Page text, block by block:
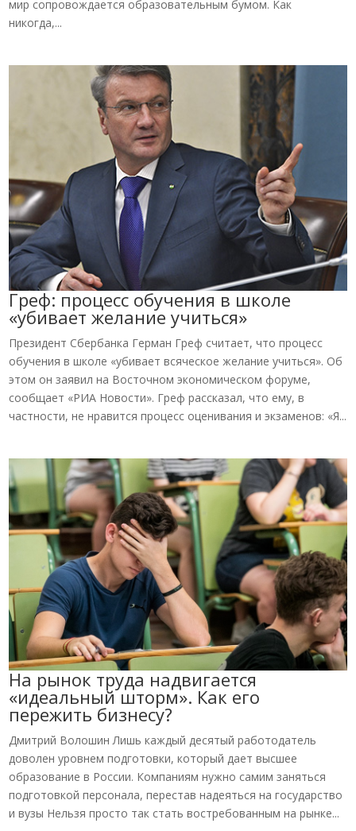
мир сопровождается образовательным бумом. Как
никогда,...
Греф: процесс обучения в школе
«убивает желание учиться»
Президент Сбербанка Герман Греф считает, что процесс
обучения в школе «убивает всяческое желание учиться». Об
этом он заявил на Восточном экономическом форуме,
сообщает «РИА Новости». Греф рассказал, что ему, в
частности, не нравится процесс оценивания и экзаменов: «Я...
На рынок труда надвигается
«идеальный шторм». Как его
пережить бизнесу?
Дмитрий Волошин Лишь каждый десятый работодатель
доволен уровнем подготовки, который дает высшее
образование в России. Компаниям нужно самим заняться
подготовкой персонала, перестав надеяться на государство
и вузы Нельзя просто так стать востребованным на рынке...